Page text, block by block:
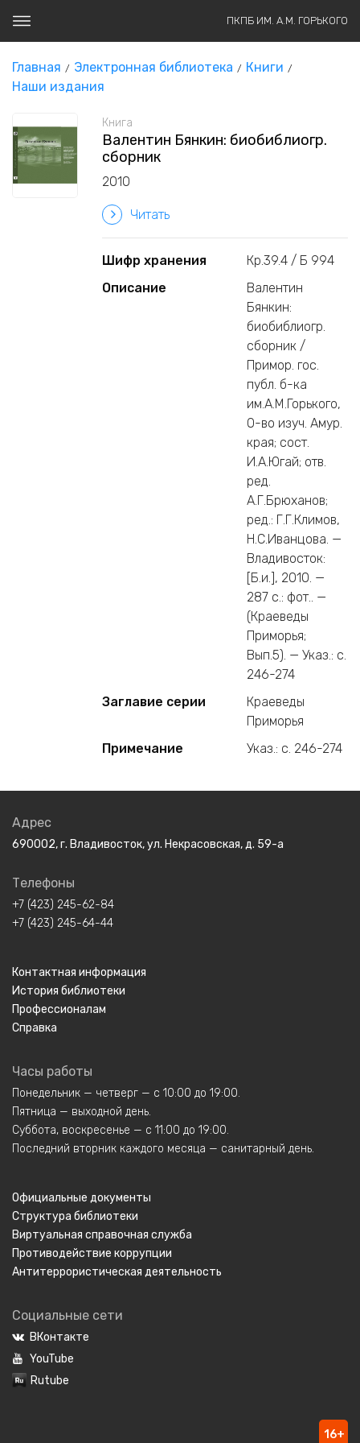
ПКПБ ИМ. А.М. ГОРЬКОГО
Главная Электронная библиотека
Книги
Наши издания
Книга
Валентин Бянкин: биобиблиогр.
сборник
2010
Читать
Шифр хранения
Кр.39.4 / Б 994
Описание
Валентин
Бянкин:
биобиблиогр.
сборник /
Примор. гос.
публ. б-ка
им.А.М.Горького,
О-во изуч. Амур.
края; сост.
И.А.Югай; отв.
ред.
А.Г.Брюханов;
ред.: Г.Г.Климов,
Н.С.Иванцова. —
Владивосток:
[Б.и.], 2010. —
287 c.: фот.. —
(Краеведы
Приморья;
Вып.5). — Указ.: с.
246-274
Заглавие серии
Краеведы
Приморья
Примечание
Указ.: с. 246-274
Адрес
690002, г. Владивосток, ул. Некрасовская, д. 59-а
Телефоны
+7 (423) 245-62-84
+7 (423) 245-64-44
Контактная информация
История библиотеки
Профессионалам
Справка
Часы работы
Понедельник — четверг — с 10:00 до 19:00.
Пятница — выходной день.
Суббота, воскресенье — с 11:00 до 19:00.
Последний вторник каждого месяца — санитарный день.
Официальные документы
Структура библиотеки
Виртуальная справочная служба
Противодействие коррупции
Антитеррористическая деятельность
Социальные сети
ВКонтакте
YouTube
Rutube
16+